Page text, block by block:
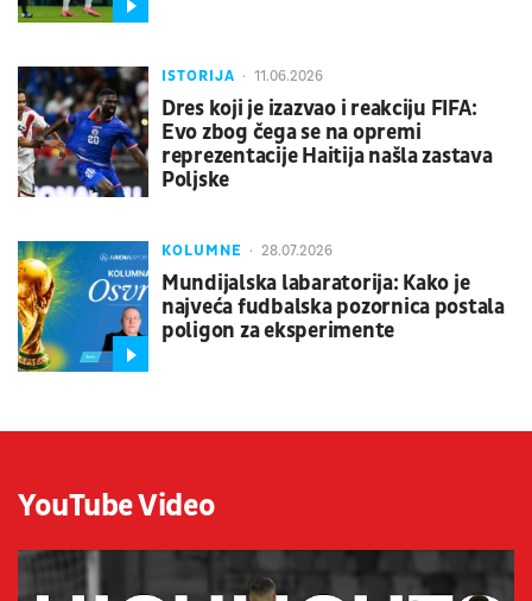
ISTORIJA 11.06.2026
Dres koji je izazvao i reakciju FIFA:
Evo zbog čega se na opremi
reprezentacije Haitija našla zastava
Poljske
KOLUMNE 28.07.2026
Mundijalska labaratorija: Kako je
najveća fudbalska pozornica postala
poligon za eksperimente
YouTube Video